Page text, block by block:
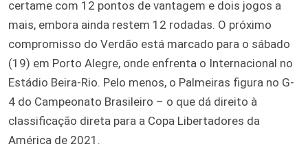
certame com 12 pontos de vantagem e dois jogos a
mais, embora ainda restem 12 rodadas. O próximo
compromisso do Verdão está marcado para o sábado
(19) em Porto Alegre, onde enfrenta o Internacional no
Estádio Beira-Rio. Pelo menos, o Palmeiras figura no G-
4 do Campeonato Brasileiro – o que dá direito à
classificação direta para a Copa Libertadores da
América de 2021.